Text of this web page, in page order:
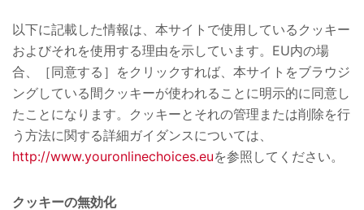
以下に記載した情報は、本サイトで使用しているクッキー
およびそれを使用する理由を示しています。EU内の場
合、［同意する］をクリックすれば、本サイトをブラウジ
ングしている間クッキーが使われることに明示的に同意し
たことになります。クッキーとそれの管理または削除を行
う方法に関する詳細ガイダンスについては、
http://www.youronlinechoices.euを参照してください。
クッキーの無効化